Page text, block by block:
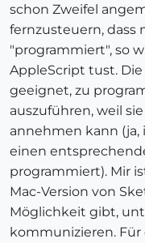
schon Zweifel
fernzusteuern, dass
"programmiert", so
AppleScript tust.
geeignet, zu
auszuführen, weil
annehmen kann
einen
programmiert). Mir
Mac-Version von
Möglichkeit gibt,
kommunizieren.